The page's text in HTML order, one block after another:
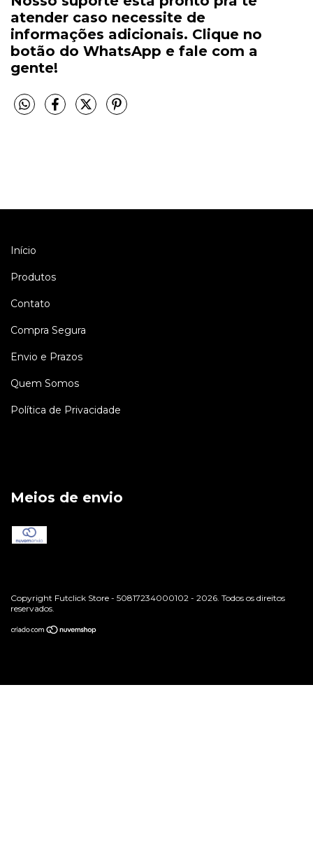
atender caso necessite de
informações adicionais. Clique no
botão do WhatsApp e fale com a
gente!
Início
Produtos
Contato
Compra Segura
Envio e Prazos
Quem Somos
Política de Privacidade
Meios de envio
Copyright Futclick Store - 50817234000102 - 2026. Todos os direitos
reservados.